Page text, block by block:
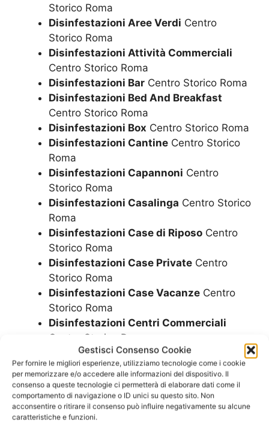
Gestisci Consenso Cookie
Per fornire le migliori esperienze, utilizziamo tecnologie come i cookie
per memorizzare e/o accedere alle informazioni del dispositivo. Il
consenso a queste tecnologie ci permetterà di elaborare dati come il
comportamento di navigazione o ID unici su questo sito. Non
acconsentire o ritirare il consenso può influire negativamente su alcune
caratteristiche e funzioni.
Storico Roma
Disinfestazioni Aree Verdi Centro
Storico Roma
Disinfestazioni Attività Commerciali
Centro Storico Roma
Disinfestazioni Bar Centro Storico Roma
Disinfestazioni Bed And Breakfast
Centro Storico Roma
Disinfestazioni Box Centro Storico Roma
Disinfestazioni Cantine Centro Storico
Roma
Disinfestazioni Capannoni Centro
Storico Roma
Disinfestazioni Casalinga Centro Storico
Roma
Disinfestazioni Case di Riposo Centro
Storico Roma
Disinfestazioni Case Private Centro
Storico Roma
Disinfestazioni Case Vacanze Centro
Storico Roma
Disinfestazioni Centri Commerciali
Centro Storico Roma
Disinfestazioni Cliniche Private
Storico Roma
Disinfestazioni come avvieneCentro
Storico Roma
Disinfestazioni come si faCentro